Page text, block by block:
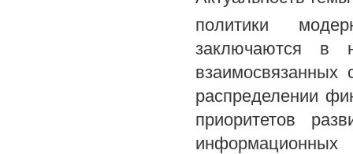
политики
заключаются в
взаимосвязанных
распределении
приоритетов
информационных